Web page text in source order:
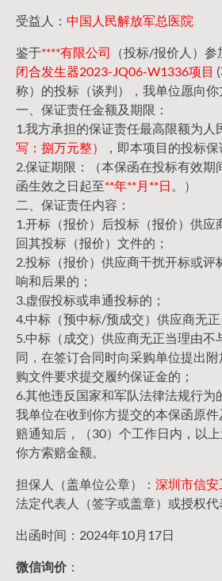
受益人： 中国人民解放军总医院
鉴于****有限公司 （投标/报价人）
闭合发生器2023-JQ06-W1336项目
称）的投标（谈判），我单位愿向你
一、保证责任金额及期限：
1.我方承担的保证责任最高限额为人
写：捌万元整）
，即本项目的投标保
2.保证期限：（本保函在投标有效期
函生效之日起至**年**月**日 。）
二、保证责任内容：
1.开标（报价）后投标（报价）供应
回其投标（报价）文件的；
2.投标（报价）供应商干扰开标或评
响和后果的；
3.虚假投标或串通投标的；
4.中标（预中标/预成交）供应商无正
5.中标（成交）供应商无正当理由不
同，在签订合同时向采购单位提出
购文件要求提交履约保证金的；
6.其他违反国家和军队法律法规行为
我单位在收到你方提交的本保函原
赔通知后，（30）个工作日内，以
你方索赔金额。
担保人（盖单位公章）： 深圳市信
法定代表人（签字或盖章）或授权代
出函时间：2024年10月17日
微信询价：